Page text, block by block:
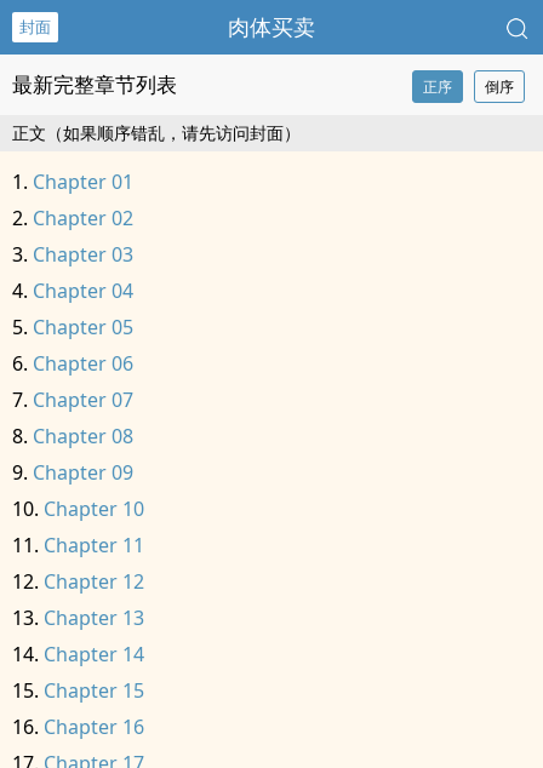
封面 肉体买卖
最新完整章节列表 正序 倒序
正文（如果顺序错乱，请先访问封面）
Chapter 01
Chapter 02
Chapter 03
Chapter 04
Chapter 05
Chapter 06
Chapter 07
Chapter 08
Chapter 09
Chapter 10
Chapter 11
Chapter 12
Chapter 13
Chapter 14
Chapter 15
Chapter 16